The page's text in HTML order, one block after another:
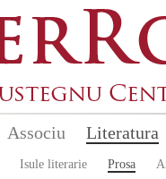
Associu Literatura
Isule literarie Prosa